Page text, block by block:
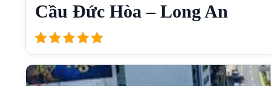
Cầu Đức Hòa – Long An